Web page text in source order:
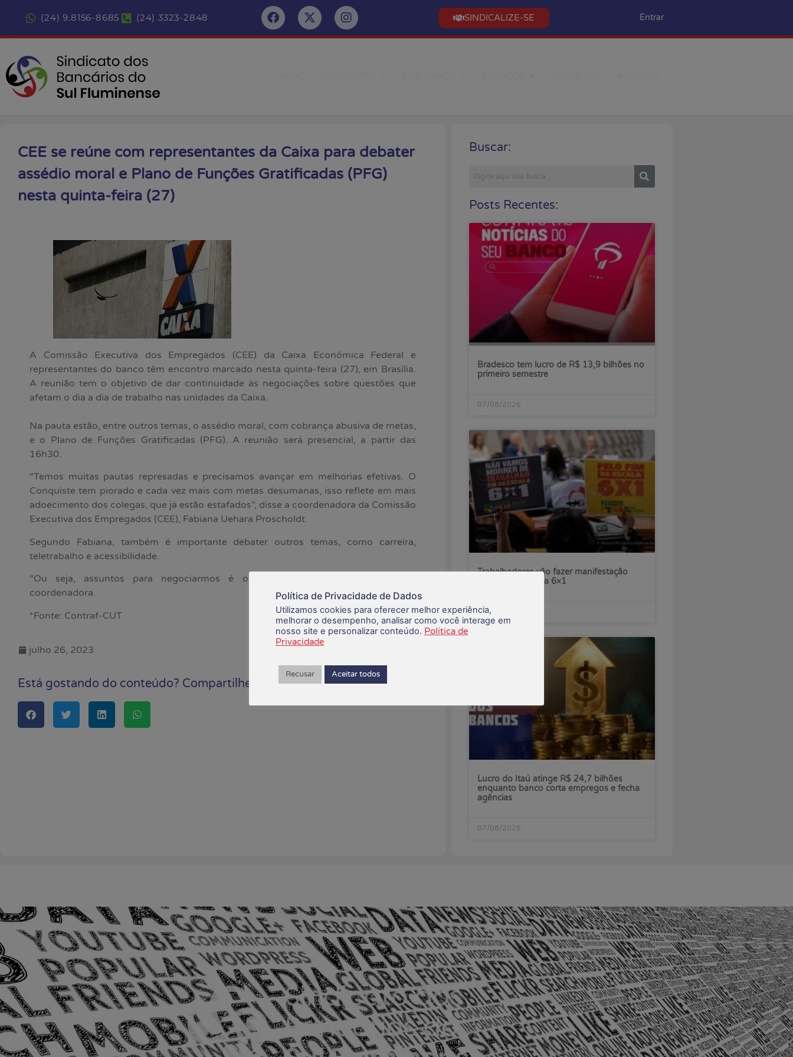
(24) 9.8156-8685 (24) 3323-2848 SINDICALIZE-SE Entrar
CEE se reúne com representantes da Caixa para debater
assédio moral e Plano de Funções Gratificadas (PFG)
nesta quinta-feira (27)
A Comissão Executiva dos Empregados (CEE) da Caixa Econômica Federal e
representantes do banco têm encontro marcado nesta quinta-feira (27), em Brasília.
A reunião tem o objetivo de dar continuidade às negociações sobre questões que
afetam o dia a dia de trabalho nas unidades da Caixa.
Na pauta estão, entre outros temas, o assédio moral, com cobrança abusiva de metas,
e o Plano de Funções Gratificadas (PFG). A reunião será presencial, a partir das
16h30.
“Temos muitas pautas represadas e precisamos avançar em melhorias efetivas. O
Conquiste tem piorado e cada vez mais com metas desumanas, isso reflete em mais
adoecimento dos colegas, que já estão estafados”, disse a coordenadora da Comissão
Executiva dos Empregados (CEE), Fabiana Uehara Proscholdt.
Segundo Fabiana, também é importante debater outros temas, como carreira,
teletrabalho e acessibilidade.
“Ou seja, assuntos para negociarmos é o que mais temos”, completou a
coordenadora.
*Fonte: Contraf-CUT
julho 26, 2023
Está gostando do conteúdo? Compartilhe!
Buscar:
Posts Recentes:
Bradesco tem lucro de R$ 13,9 bilhões no
primeiro semestre
07/08/2026
Trabalhadores vão fazer manifestação
pelo fim da escala 6×1
07/08/2026
Lucro do Itaú atinge R$ 24,7 bilhões
enquanto banco corta empregos e fecha
agências
07/08/2026
Política de Privacidade de Dados
Utilizamos cookies para oferecer melhor experiência,
melhorar o desempenho, analisar como você interage em
nosso site e personalizar conteúdo. Política de
Privacidade
Recusar Aceitar todos